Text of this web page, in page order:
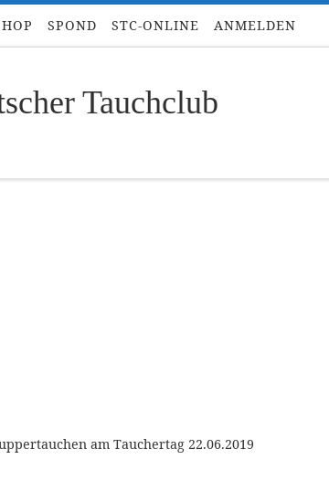
SPOND STC-ONLINE ANMELDEN
Tauchclub
am Tauchertag 22.06.2019